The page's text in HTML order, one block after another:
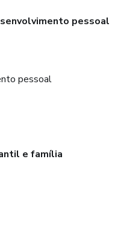
pessoal
pessoal
e família